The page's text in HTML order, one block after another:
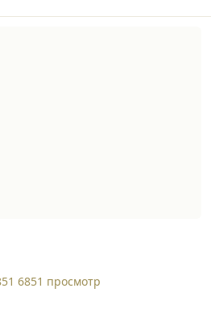
6851 просмотр